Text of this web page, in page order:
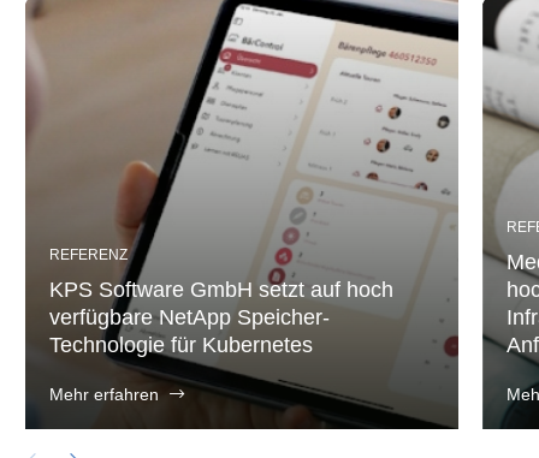
REFERENZ
KPS Software GmbH setzt auf hoch
verfügbare NetApp Speicher-
Technologie für Kubernetes
Mehr erfahren